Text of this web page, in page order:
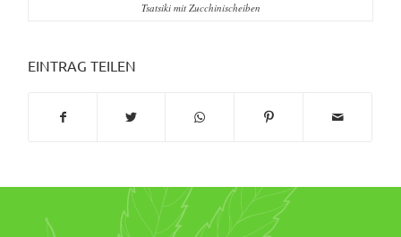
Tsatsiki mit Zucchinischeiben
EINTRAG TEILEN